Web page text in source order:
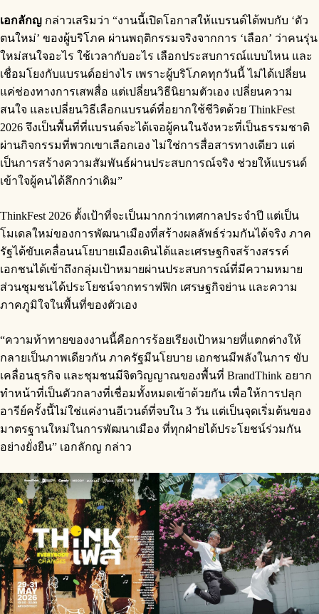
เอกลักญ กล่าวเสริมว่า “งานนี้เปิดโอกาสให้แบรนด์ได้พบกับ ‘ตัว
ตนใหม่’ ของผู้บริโภค ผ่านพฤติกรรมจริงจากการ ‘เลือก’ ว่าคนรุ่น
ใหม่สนใจอะไร ใช้เวลากับอะไร เลือกประสบการณ์แบบไหน และ
เชื่อมโยงกับแบรนด์อย่างไร เพราะผู้บริโภคทุกวันนี้ ไม่ได้เปลี่ยน
แค่ช่องทางการเสพสื่อ แต่เปลี่ยนวิธีนิยามตัวเอง เปลี่ยนความ
สนใจ และเปลี่ยนวิธีเลือกแบรนด์ที่อยากใช้ชีวิตด้วย ThinkFest
2026 จึงเป็นพื้นที่ที่แบรนด์จะได้เจอผู้คนในจังหวะที่เป็นธรรมชาติ
ผ่านกิจกรรมที่พวกเขาเลือกเอง ไม่ใช่การสื่อสารทางเดียว แต่
เป็นการสร้างความสัมพันธ์ผ่านประสบการณ์จริง ช่วยให้แบรนด์
เข้าใจผู้คนได้ลึกกว่าเดิม”
ThinkFest 2026 ตั้งเป้าที่จะเป็นมากกว่าเทศกาลประจำปี แต่เป็น
โมเดลใหม่ของการพัฒนาเมืองที่สร้างผลลัพธ์ร่วมกันได้จริง ภาค
รัฐได้ขับเคลื่อนนโยบายเมืองเดินได้และเศรษฐกิจสร้างสรรค์
เอกชนได้เข้าถึงกลุ่มเป้าหมายผ่านประสบการณ์ที่มีความหมาย
ส่วนชุมชนได้ประโยชน์จากทราฟฟิก เศรษฐกิจย่าน และความ
ภาคภูมิใจในพื้นที่ของตัวเอง
“ความท้าทายของงานนี้คือการร้อยเรียงเป้าหมายที่แตกต่างให้
กลายเป็นภาพเดียวกัน ภาครัฐมีนโยบาย เอกชนมีพลังในการ ขับ
เคลื่อนธุรกิจ และชุมชนมีจิตวิญญาณของพื้นที่ BrandThink อยาก
ทำหน้าที่เป็นตัวกลางที่เชื่อมทั้งหมดเข้าด้วยกัน เพื่อให้การปลุก
อารีย์ครั้งนี้ไม่ใช่แค่งานอีเวนต์ที่จบใน 3 วัน แต่เป็นจุดเริ่มต้นของ
มาตรฐานใหม่ในการพัฒนาเมือง ที่ทุกฝ่ายได้ประโยชน์ร่วมกัน
อย่างยั่งยืน” เอกลักญ กล่าว